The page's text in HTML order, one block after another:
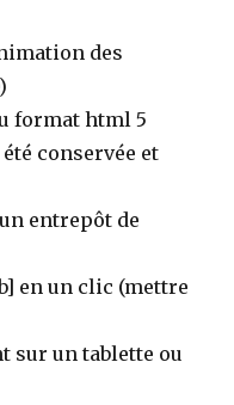
des
format html 5
conservée et
entrepôt de
en un clic (mettre
sur un tablette ou